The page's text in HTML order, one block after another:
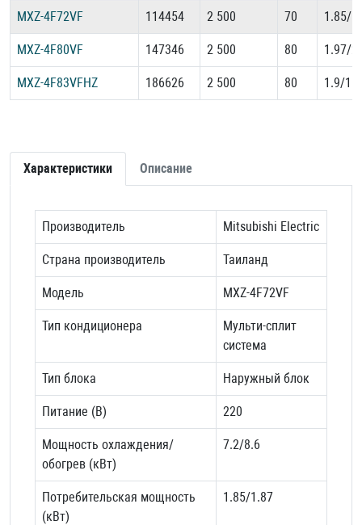
MXZ-4F72VF 114454 2 500 70 1.85/
MXZ-4F80VF 147346 2 500 80 1.97/
MXZ-4F83VFHZ 186626 2 500 80 1.9/1.7
Характеристики Описание
Производитель Mitsubishi Electric
Страна производитель Таиланд
Модель MXZ-4F72VF
Тип кондиционера
Мульти-сплит
система
Тип блока Наружный блок
Питание (В) 220
Мощность охлаждения/
обогрев (кВт)
7.2/8.6
Потребительская мощность
(кВт)
1.85/1.87